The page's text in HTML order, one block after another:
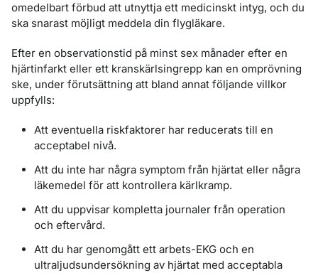
omedelbart förbud att utnyttja ett medicinskt intyg, och du
ska snarast möjligt meddela din flygläkare.
Efter en observationstid på minst sex månader efter en
hjärtinfarkt eller ett kranskärlsingrepp kan en omprövning
ske, under förutsättning att bland annat följande villkor
uppfylls:
Att eventuella riskfaktorer har reducerats till en
acceptabel nivå.
Att du inte har några symptom från hjärtat eller några
läkemedel för att kontrollera kärlkramp.
Att du uppvisar kompletta journaler från operation
och eftervård.
Att du har genomgått ett arbets-EKG och en
ultraljudsundersökning av hjärtat med acceptabla